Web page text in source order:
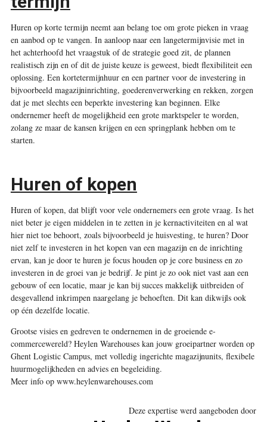
Huren op korte termijn neemt aan belang toe om grote pieken in vraag
en aanbod op te vangen. In aanloop naar een langetermijnvisie met in
het achterhoofd het vraagstuk of de strategie goed zit, de plannen
realistisch zijn en of dit de juiste keuze is geweest, biedt flexibiliteit een
oplossing. Een kortetermijnhuur en een partner voor de investering in
bijvoorbeeld magazijninrichting, goederenverwerking en rekken, zorgen
dat je met slechts een beperkte investering kan beginnen. Elke
ondernemer heeft de mogelijkheid een grote marktspeler te worden,
zolang ze maar de kansen krijgen en een springplank hebben om te
starten.
Huren of kopen
Huren of kopen, dat blijft voor vele ondernemers een grote vraag. Is het
niet beter je eigen middelen in te zetten in je kernactiviteiten en al wat
hier niet toe behoort, zoals bijvoorbeeld je huisvesting, te huren? Door
niet zelf te investeren in het kopen van een magazijn en de inrichting
ervan, kan je door te huren je focus houden op je core business en zo
investeren in de groei van je bedrijf. Je pint je zo ook niet vast aan een
gebouw of een locatie, maar je kan bij succes makkelijk uitbreiden of
desgevallend inkrimpen naargelang je behoeften. Dit kan dikwijls ook
op één dezelfde locatie.
Grootse visies en gedreven te ondernemen in de groeiende e-
commercewereld? Heylen Warehouses kan jouw groeipartner worden op
Ghent Logistic Campus, met volledig ingerichte magazijnunits, flexibele
huurmogelijkheden en advies en begeleiding.
Meer info op www.heylenwarehouses.com
Deze expertise werd aangeboden door